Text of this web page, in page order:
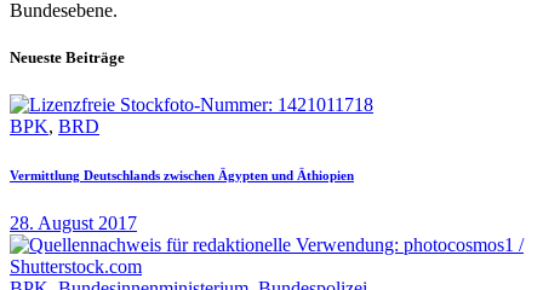
Bundesebene.
Neueste Beiträge
BPK, BRD
Vermittlung Deutschlands zwischen Ägypten und Äthiopien
28. August 2017